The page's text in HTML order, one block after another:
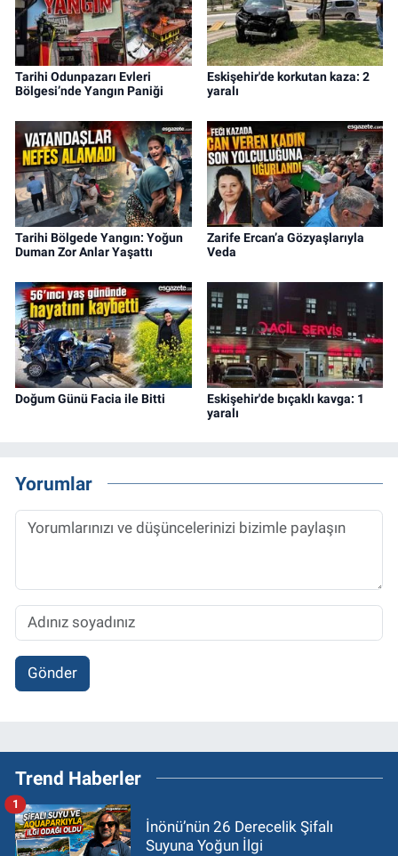
Tarihi Odunpazarı Evleri
Bölgesi’nde Yangın Paniği
Eskişehir'de korkutan kaza: 2
yaralı
Tarihi Bölgede Yangın: Yoğun
Duman Zor Anlar Yaşattı
Zarife Ercan’a Gözyaşlarıyla
Veda
Doğum Günü Facia ile Bitti
Eskişehir'de bıçaklı kavga: 1
yaralı
Yorumlar
Gönder
Trend Haberler
İnönü’nün 26 Derecelik Şifalı
Suyuna Yoğun İlgi
1